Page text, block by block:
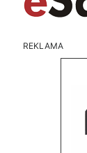
REKLAMA